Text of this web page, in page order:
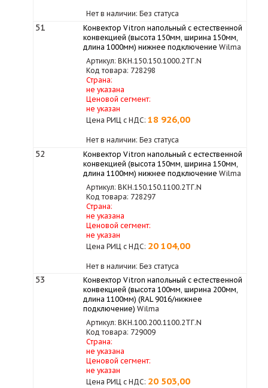
Нет в наличии: Без статуса
51
Конвектор Vitron напольный с естественной
конвекцией (высота 150мм, ширина 150мм,
длина 1000мм) нижнее подключение Wilma
Артикул: ВКН.150.150.1000.2ТГ.N
Код товара: 728298
Страна:
не указана
Ценовой сегмент:
не указан
Цена РИЦ с НДС: 18 926,00
Нет в наличии: Без статуса
52
Конвектор Vitron напольный с естественной
конвекцией (высота 150мм, ширина 150мм,
длина 1100мм) нижнее подключение Wilma
Артикул: ВКН.150.150.1100.2ТГ.N
Код товара: 728297
Страна:
не указана
Ценовой сегмент:
не указан
Цена РИЦ с НДС: 20 104,00
Нет в наличии: Без статуса
53
Конвектор Vitron напольный с естественной
конвекцией (высота 100мм, ширина 200мм,
длина 1100мм) (RAL 9016/нижнее
подключение) Wilma
Артикул: ВКН.100.200.1100.2ТГ.N
Код товара: 729009
Страна:
не указана
Ценовой сегмент:
не указан
Цена РИЦ с НДС: 20 503,00